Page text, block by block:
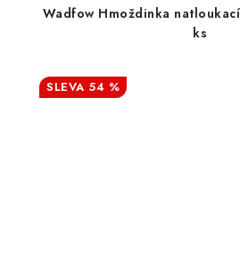
Wadfow Hmoždinka
ks
54 %